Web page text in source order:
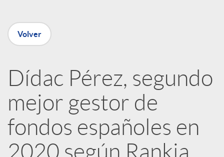
n
R
e
d
Volver
Dídac Pérez, segundo
mejor gestor de
fondos españoles en
2020 según Rankia